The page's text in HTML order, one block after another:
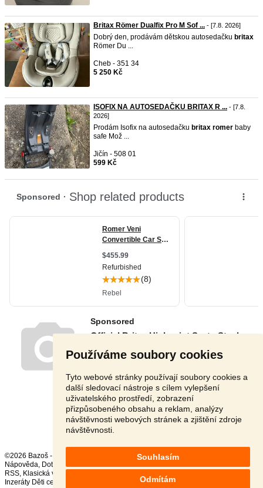
Používáme soubory cookies
Tyto webové stránky používají soubory cookies a
další sledovací nástroje s cílem vylepšení
uživatelského prostředí, zobrazení
přizpůsobeného obsahu a reklam, analýzy
návštěvnosti webových stránek a zjištění zdroje
návštěvnosti.
Souhlasím
Odmítám
Britax Römer Dualfix Pro M Sof ... - [7.8. 2026]
Dobrý den, prodávám dětskou autosedačku britax
Römer Du ...
Cheb - 351 34
5 250 Kč
ISOFIX NA AUTOSEDAČKU BRITAX R ... - [7.8.
2026]
Prodám Isofix na autosedačku britax romer baby
safe Mož ...
Jičín - 508 01
599 Kč
Stránka: 1 2 3 Další
©2026 Bazoš -
Nápověda, Dotazy ,
,
RSS,
Inzeráty Děti celkem:
, za 24 hodin:3358